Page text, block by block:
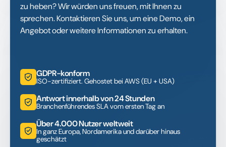
zu heben? Wir würden uns freuen, mit Ihnen zu
sprechen. Kontaktieren Sie uns, um eine Demo, ein
Angebot oder weitere Informationen zu erhalten.
GDPR-konform
ISO-zertifiziert. Gehostet bei AWS (EU + USA)
Antwort innerhalb von 24 Stunden
Branchenführendes SLA vom ersten Tag an
Über 4.000 Nutzer weltweit
In ganz Europa, Nordamerika und darüber hinaus
geschätzt